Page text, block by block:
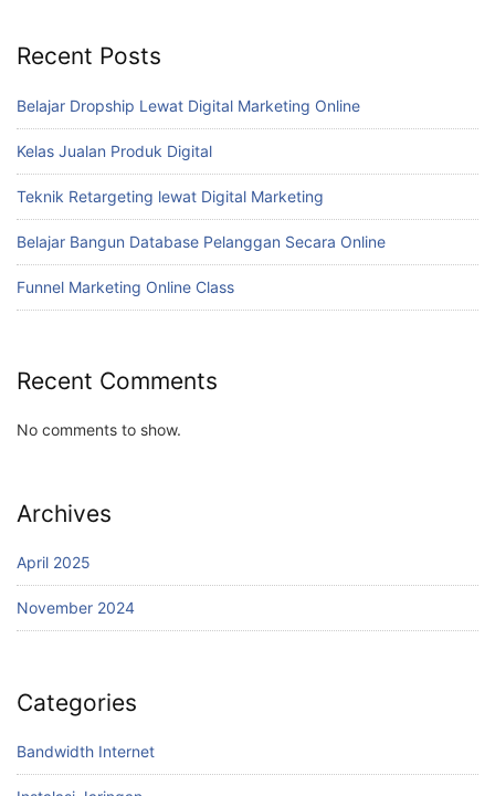
Recent Posts
Belajar Dropship Lewat Digital Marketing Online
Kelas Jualan Produk Digital
Teknik Retargeting lewat Digital Marketing
Belajar Bangun Database Pelanggan Secara Online
Funnel Marketing Online Class
Recent Comments
No comments to show.
Archives
April 2025
November 2024
Categories
Bandwidth Internet